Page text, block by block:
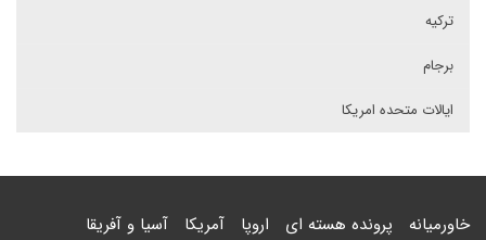
ترکیه
برجام
ایالات متحده امریکا
خاورمیانه پرونده هسته ای اروپا آمریکا آسیا و آفریقا